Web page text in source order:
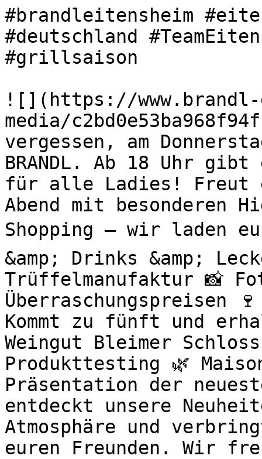
#brandleitensheim
#deutschland
#grillsaison
![](https://
media/
vergessen, am
BRANDL. Ab 18 Uhr
für alle Ladies! Freut
Abend mit besonderen
Shopping – wir laden
&amp; Drinks &amp;
Trüffelmanufaktur 📸
Überraschungspreisen
Kommt zu fünft und
Weingut Bleimer
Produkttesting 🌿
Präsentation der
entdeckt unsere
Atmosphäre und
euren Freunden. Wir